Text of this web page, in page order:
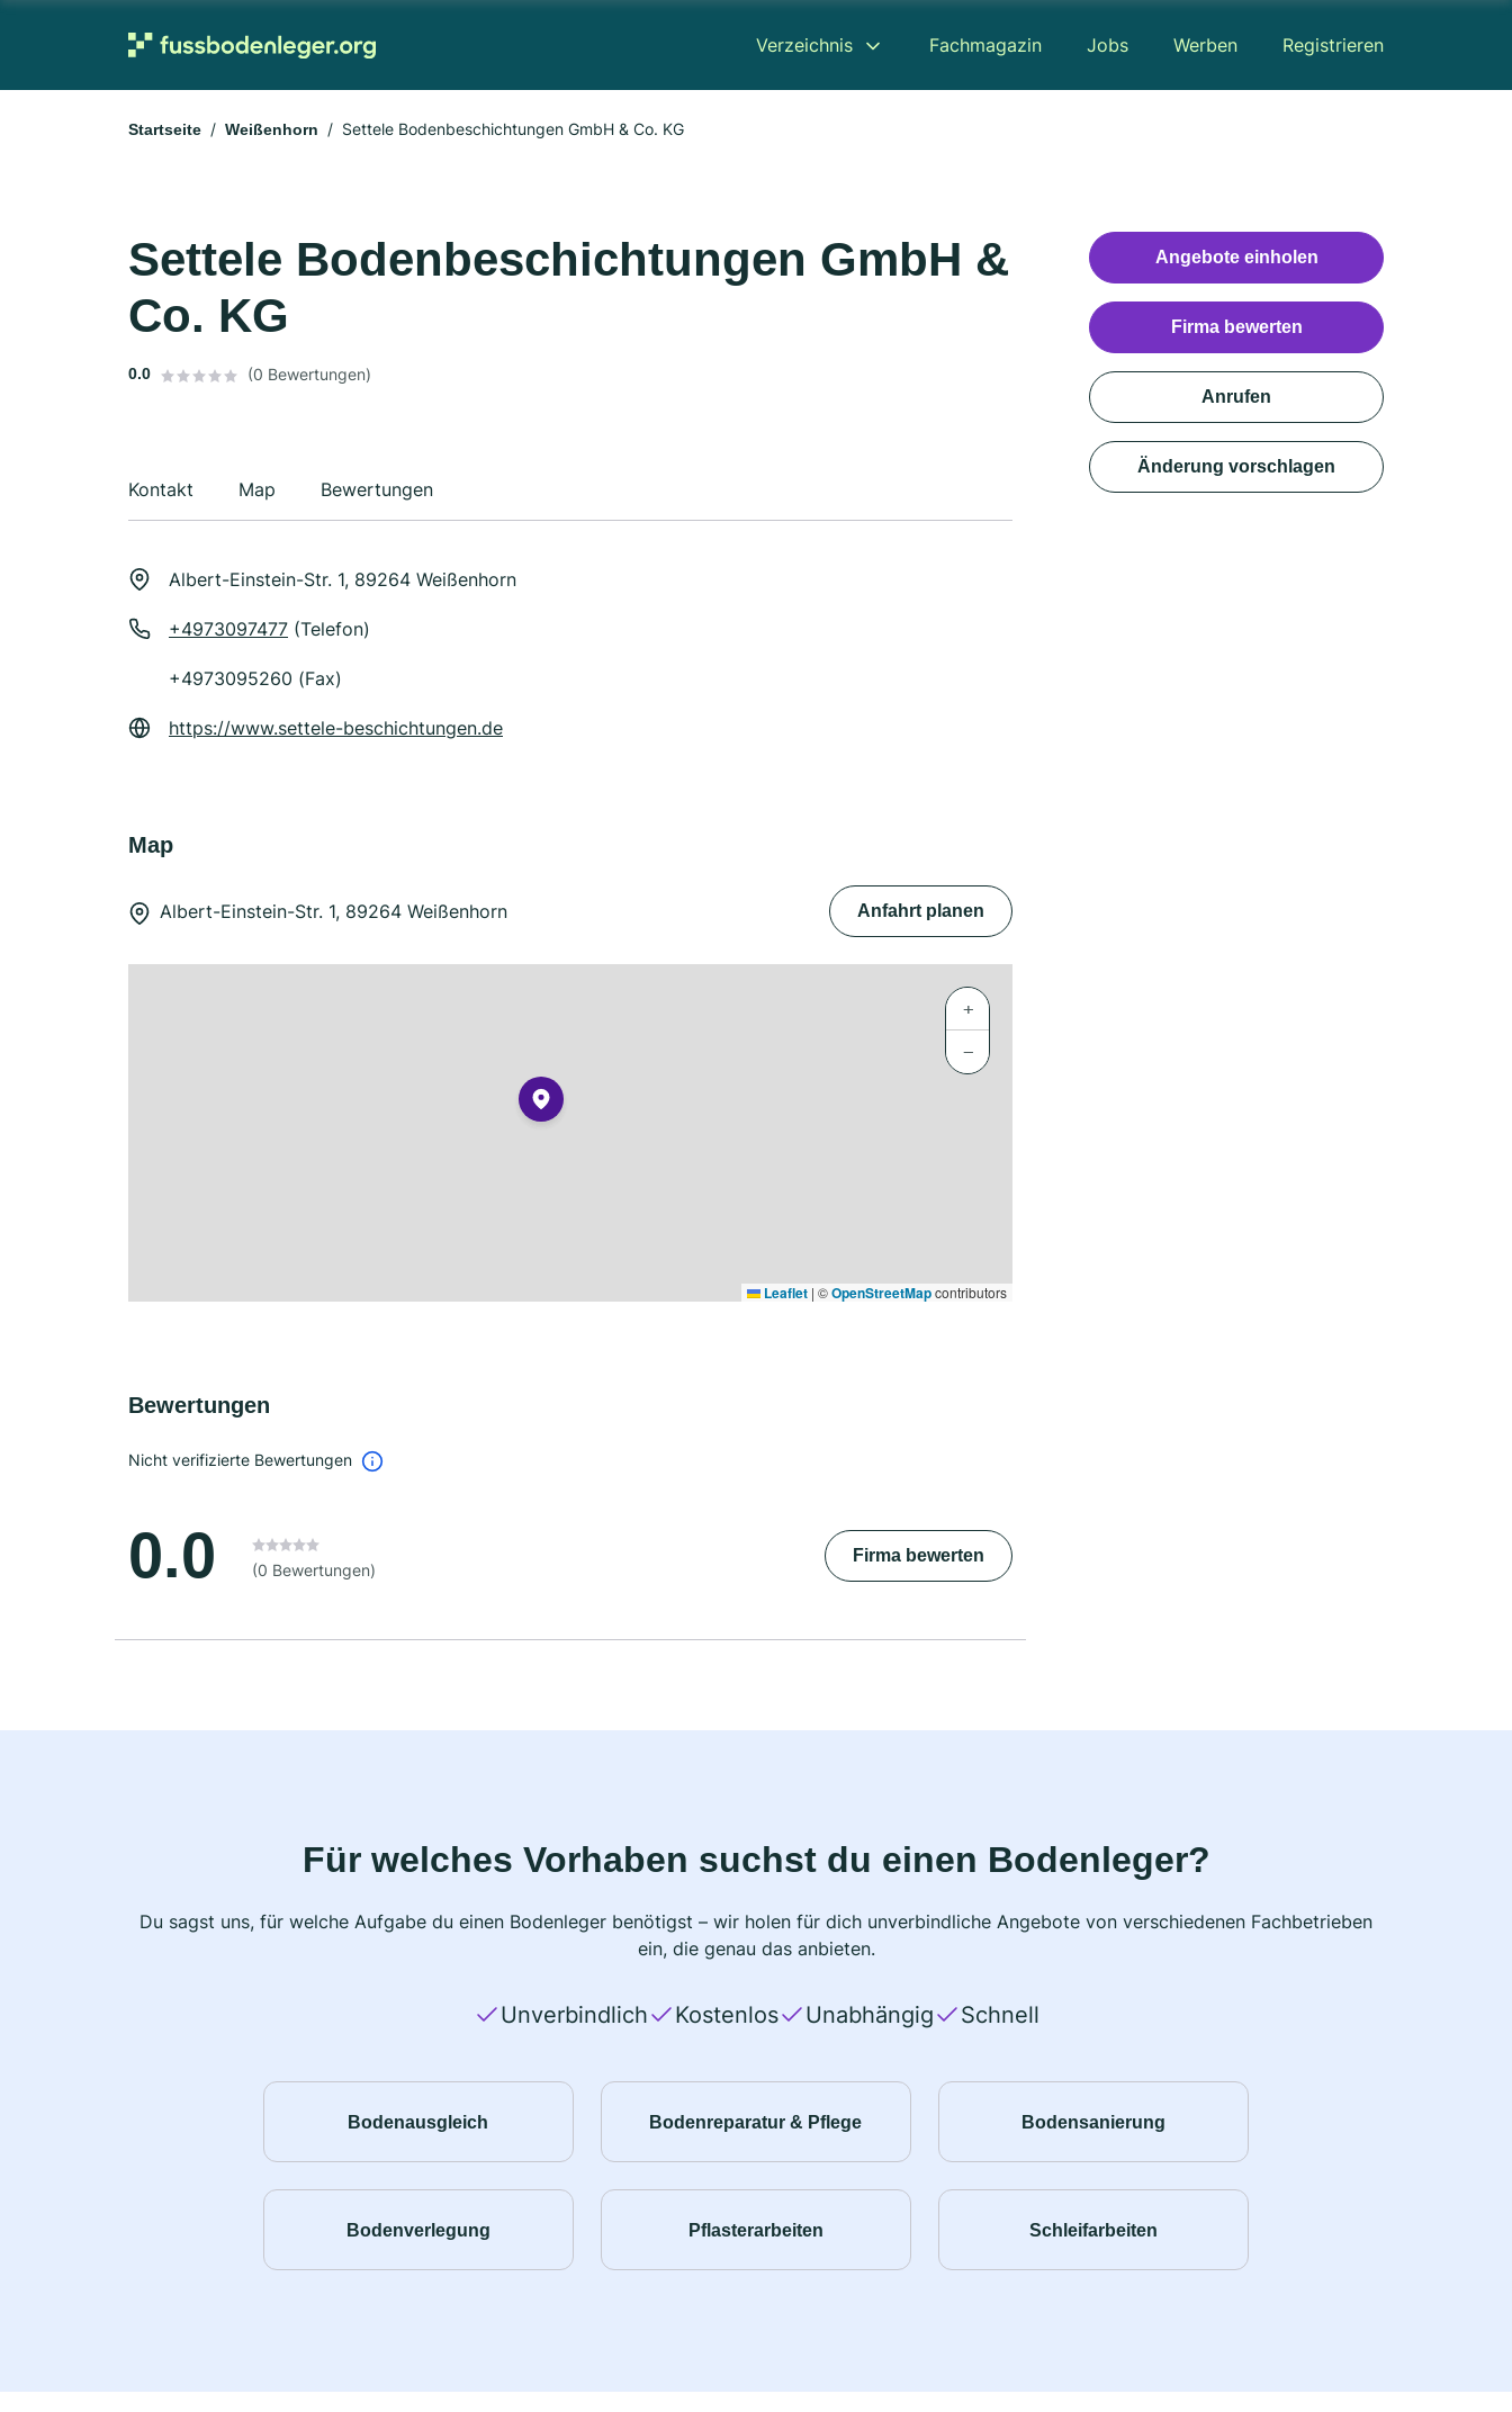
Verzeichnis Fachmagazin Jobs Werben Registrieren
Startseite Weißenhorn Settele Bodenbeschichtungen GmbH & Co. KG
Settele Bodenbeschichtungen GmbH &
Co. KG
0.0 (0 Bewertungen)
Kontakt Map Bewertungen
Albert-Einstein-Str. 1, 89264 Weißenhorn
+4973097477 (Telefon)
+4973095260 (Fax)
https://www.settele-beschichtungen.de
Map
Albert-Einstein-Str. 1, 89264 Weißenhorn Anfahrt planen
+
−
Leaflet | ©OpenStreetMapcontributors
Bewertungen
Nicht verifizierte Bewertungen
0.0 (0 Bewertungen)
Firma bewerten
Angebote einholen
Firma bewerten
Anrufen
Änderung vorschlagen
Für welches Vorhaben suchst du einen Bodenleger?
Du sagst uns, für welche Aufgabe du einen Bodenleger benötigst – wir holen für dich unverbindliche Angebote von verschiedenen Fachbetrieben
ein, die genau das anbieten.
Unverbindlich Kostenlos Unabhängig Schnell
Bodenausgleich Bodenreparatur & Pflege Bodensanierung
Bodenverlegung Pflasterarbeiten Schleifarbeiten